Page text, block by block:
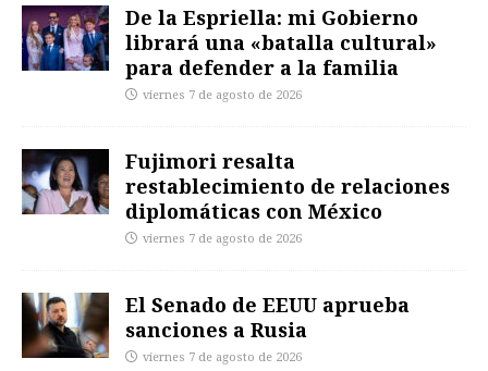
De la Espriella: mi Gobierno
librará una «batalla cultural»
para defender a la familia
viernes 7 de agosto de 2026
Fujimori resalta
restablecimiento de relaciones
diplomáticas con México
viernes 7 de agosto de 2026
El Senado de EEUU aprueba
sanciones a Rusia
viernes 7 de agosto de 2026